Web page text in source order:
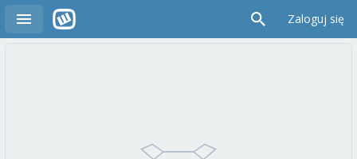
Zaloguj się